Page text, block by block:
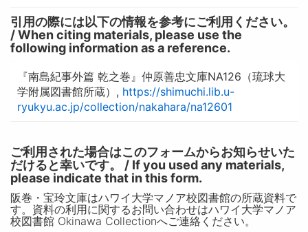
引用の際には以下の情報を参考にご利用ください。
/ When citing materials, please use the
following information as a reference.
『南島紀事外篇 乾之巻』仲原善忠文庫NA126（琉球大
学附属図書館所蔵）, https://shimuchi.lib.u-
ryukyu.ac.jp/collection/nakahara/na12601
ご利用された場合はこのフォームからお知らせいた
だけると幸いです。 / If you used any materials,
please indicate that in this form.
阪巻・宝玲文庫はハワイ大学マノア校図書館の所蔵資料で
す。資料の利用に関するお問い合わせはハワイ大学マノア
校図書館 Okinawa Collectionへご連絡ください。